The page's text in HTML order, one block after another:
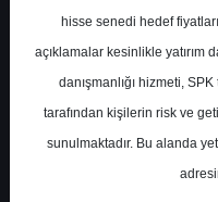
OTKAR-
VE
Hedef Fiyat
Getiri
hisse senedi hedef
açıklamalar kesinlikle yatırım
danışmanlığı hizmeti,
tarafından kişilerin risk ve
sunulmaktadır. Bu alanda